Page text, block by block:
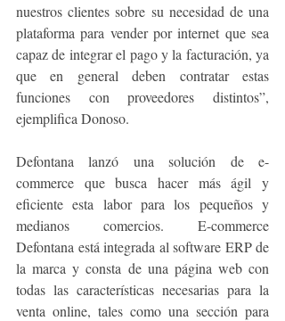
nuestros clientes sobre su necesidad de una
plataforma para vender por internet que sea
capaz de integrar el pago y la facturación, ya
que en general deben contratar estas
funciones con proveedores distintos”,
ejemplifica Donoso.
Defontana lanzó una solución de e-
commerce que busca hacer más ágil y
eficiente esta labor para los pequeños y
medianos comercios. E-commerce
Defontana está integrada al software ERP de
la marca y consta de una página web con
todas las características necesarias para la
venta online, tales como una sección para